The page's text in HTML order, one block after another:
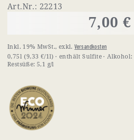
Art.Nr.: 22213
7,00 €
Inkl. 19% MwSt., exkl.Versandkosten
0,75l (9,33 €/1l) enthält Sulfite Alkohol:
Restsüße: 5,1 g/l